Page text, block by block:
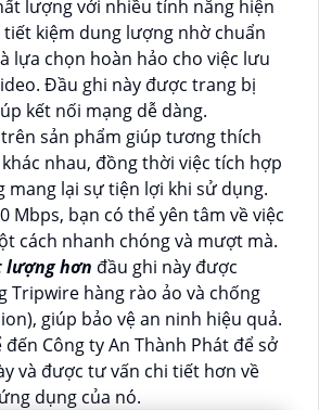
lượng với nhiều tính năng hiện
tiết kiệm dung lượng nhờ chuẩn
lựa chọn hoàn hảo cho việc lưu
Đầu ghi này được trang bị
kết nối mạng dễ dàng.
trên sản phẩm giúp tương thích
nhau, đồng thời việc tích hợp
mang lại sự tiện lợi khi sử dụng.
Mbps, bạn có thể yên tâm về việc
cách nhanh chóng và mượt mà.
lượng hơn đầu ghi này được
Tripwire hàng rào ảo và chống
giúp bảo vệ an ninh hiệu quả.
Công ty An Thành Phát để sở
và được tư vấn chi tiết hơn về
dụng của nó.